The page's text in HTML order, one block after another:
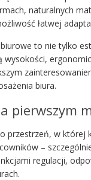
naturalnych
łatwej
to nie tylko
wysokości,
biura.
pierwszym
przestrzeń, w
–
regulacji,